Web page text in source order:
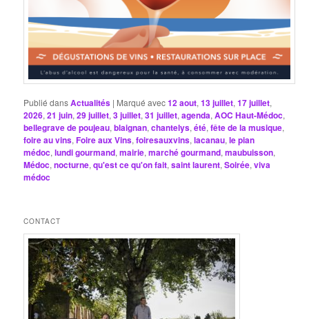
Publié dansActualités | Marqué avec12 aout,13 juillet,17 juillet,
2026,21 juin,29 juillet,3 juillet,31 juillet,agenda,AOC Haut-Médoc,
bellegrave de poujeau,blaignan,chantelys,été,fête de la musique,
foire au vins,Foire aux Vins,foiresauxvins,lacanau,le pian
médoc,lundi gourmand,mairie,marché gourmand,maubuisson,
Médoc,nocturne,qu'est ce qu'on fait,saint laurent,Soirée,viva
médoc
CONTACT